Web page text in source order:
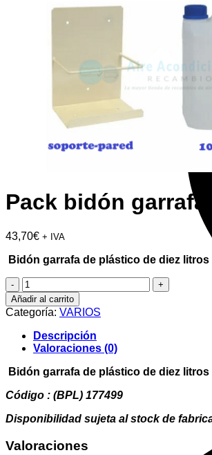
Pack bidón
43,70€ + IVA
Bidón garrafa de plástico de diez
Pack
bidón
garrafa
de
plástico
de
diez
litros
soporte
pared
condensados
Añadir al carrito
Categoría: VARIOS
Descripción
Valoraciones (0)
Bidón garrafa de plástico de diez
Código : (BPL) 177499
Disponibilidad sujeta al stock de
Valoraciones